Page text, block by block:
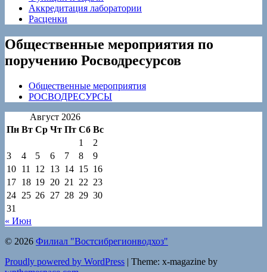
Аккредитация лаборатории
Расценки
Общественные мероприятия по
поручению Росводресурсов
Общественные мероприятия
РОСВОДРЕСУРСЫ
Август 2026
Пн Вт Ср Чт Пт Сб Вс
1
2
3
4 5 6 7 8
9
10 11 12 13 14 15 16
17 18 19 20 21 22 23
24 25 26 27 28 29 30
31
« Июн
© 2026 Филиал "Востсибрегионводхоз"
Proudly powered by WordPress | Theme: x-magazine by